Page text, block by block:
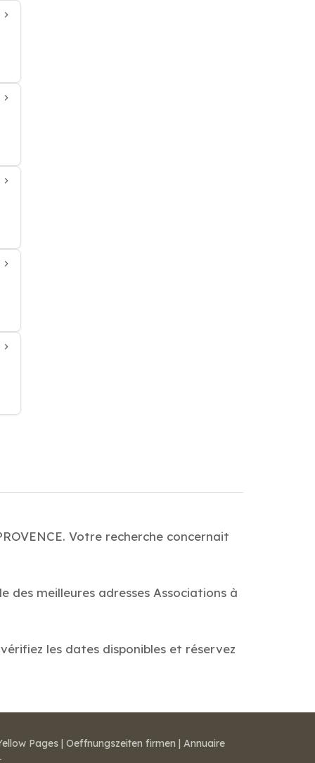
Votre recherche concernait
meilleures adresses Associations à
les dates disponibles et réservez
Pages | Oeffnungszeiten firmen | Annuaire